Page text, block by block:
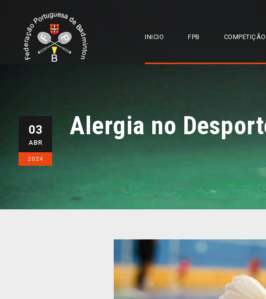
INICIO FPB COMPETIÇÃO
03
ABR
2024
Alergia no